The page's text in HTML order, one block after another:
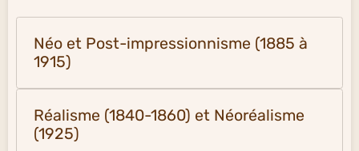
Néo et Post-impressionnisme (1885 à
1915)
Réalisme (1840-1860) et Néoréalisme
(1925)